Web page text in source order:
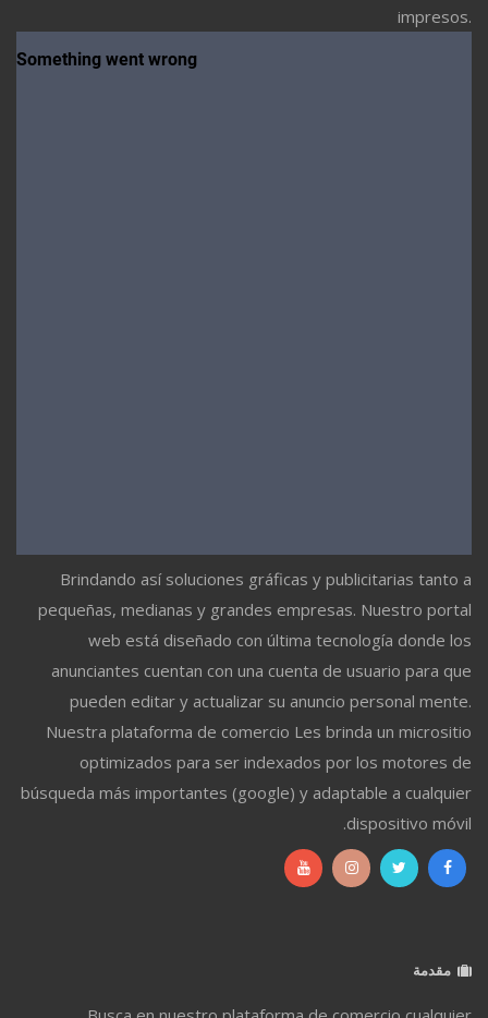
impresos.
Brindando así soluciones gráficas y publicitarias tanto a
pequeñas, medianas y grandes empresas. Nuestro portal
web está diseñado con última tecnología donde los
anunciantes cuentan con una cuenta de usuario para que
pueden editar y actualizar su anuncio personal mente.
Nuestra plataforma de comercio Les brinda un micrositio
optimizados para ser indexados por los motores de
búsqueda más importantes (google) y adaptable a cualquier
dispositivo móvil.
مقدمة